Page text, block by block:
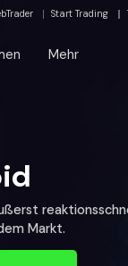
Start Trading
Mehr
Markt.